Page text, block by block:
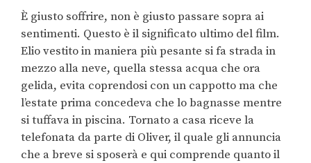
È giusto soffrire, non è giusto passare sopra ai
sentimenti. Questo è il significato ultimo del film.
Elio vestito in maniera più pesante si fa strada in
mezzo alla neve, quella stessa acqua che ora
gelida, evita coprendosi con un cappotto ma che
l’estate prima concedeva che lo bagnasse mentre
si tuffava in piscina. Tornato a casa riceve la
telefonata da parte di Oliver, il quale gli annuncia
che a breve si sposerà e qui comprende quanto il